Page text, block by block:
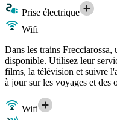
Prise électrique
Wifi
Dans les trains
disponible. Utilisez leur
films, la télévision et suivre
à jour sur les voyages et des
Wifi